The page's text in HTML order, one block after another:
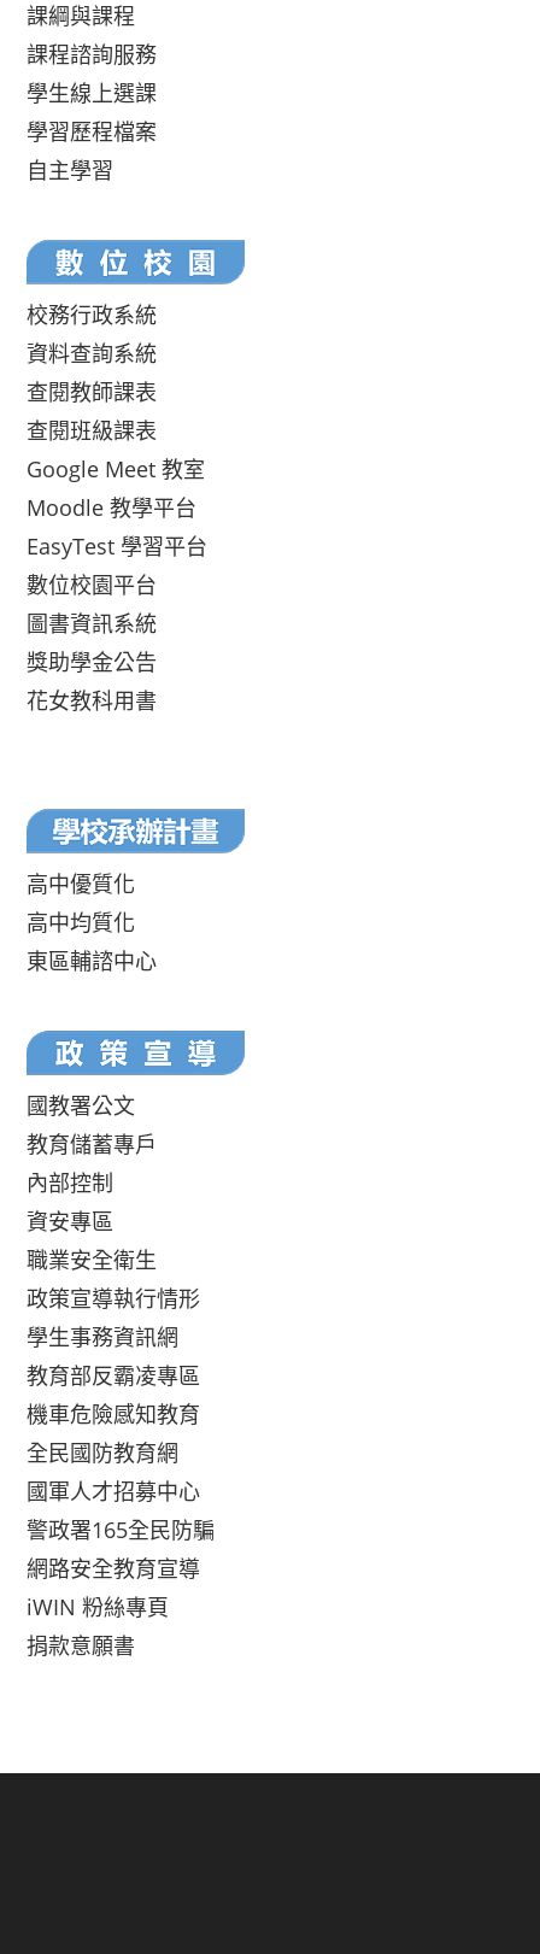
課綱與課程
課程諮詢服務
學生線上選課
學習歷程檔案
自主學習
校務行政系統
資料查詢系統
查閱教師課表
查閱班級課表
Google Meet 教室
Moodle 教學平台
EasyTest 學習平台
數位校園平台
圖書資訊系統
獎助學金公告
花女教科用書
高中優質化
高中均質化
東區輔諮中心
國教署公文
教育儲蓄專戶
內部控制
資安專區
職業安全衛生
政策宣導執行情形
學生事務資訊網
教育部反霸凌專區
機車危險感知教育
全民國防教育網
國軍人才招募中心
警政署165全民防騙
網路安全教育宣導
iWIN 粉絲專頁
捐款意願書